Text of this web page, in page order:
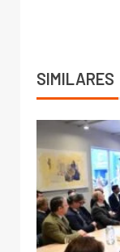
SIMILARES